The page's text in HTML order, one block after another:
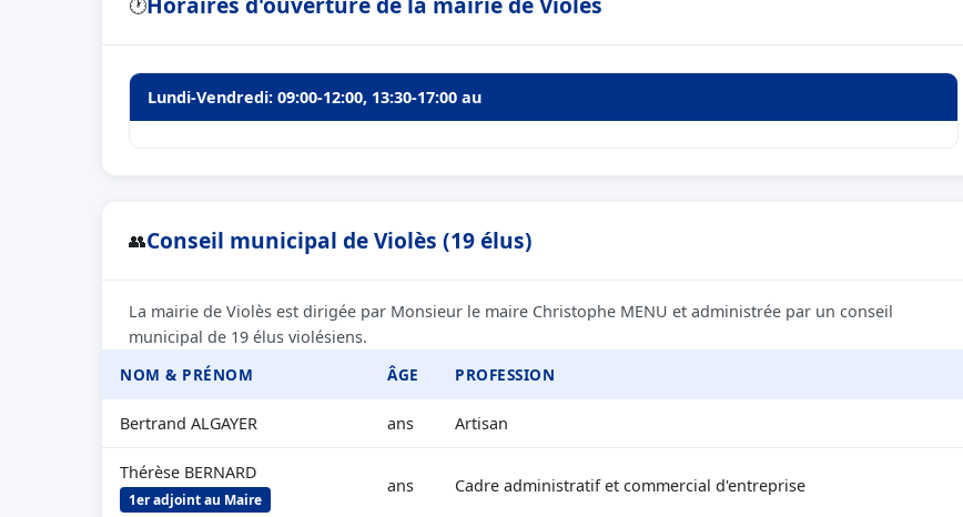
🕐
Lundi-Vendredi: 09:00-12:00, 13:30-17:00 au
👥Conseil municipal de Violès (19 élus)
La mairie de Violès est dirigée par Monsieur le maire Christophe MENU et administrée par un conseil
municipal de 19 élus violésiens.
NOM & PRÉNOM
ÂGE PROFESSION
Bertrand ALGAYER ans Artisan
Thérèse BERNARD
1er adjoint au Maire
ans Cadre administratif et commercial d'entreprise